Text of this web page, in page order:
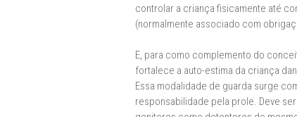
controlar a criança fisicamente até
(normalmente associado com
E, para como complemento do
fortalece a auto-estima da criança
Essa modalidade de guarda surge
responsabilidade pela prole. Deve